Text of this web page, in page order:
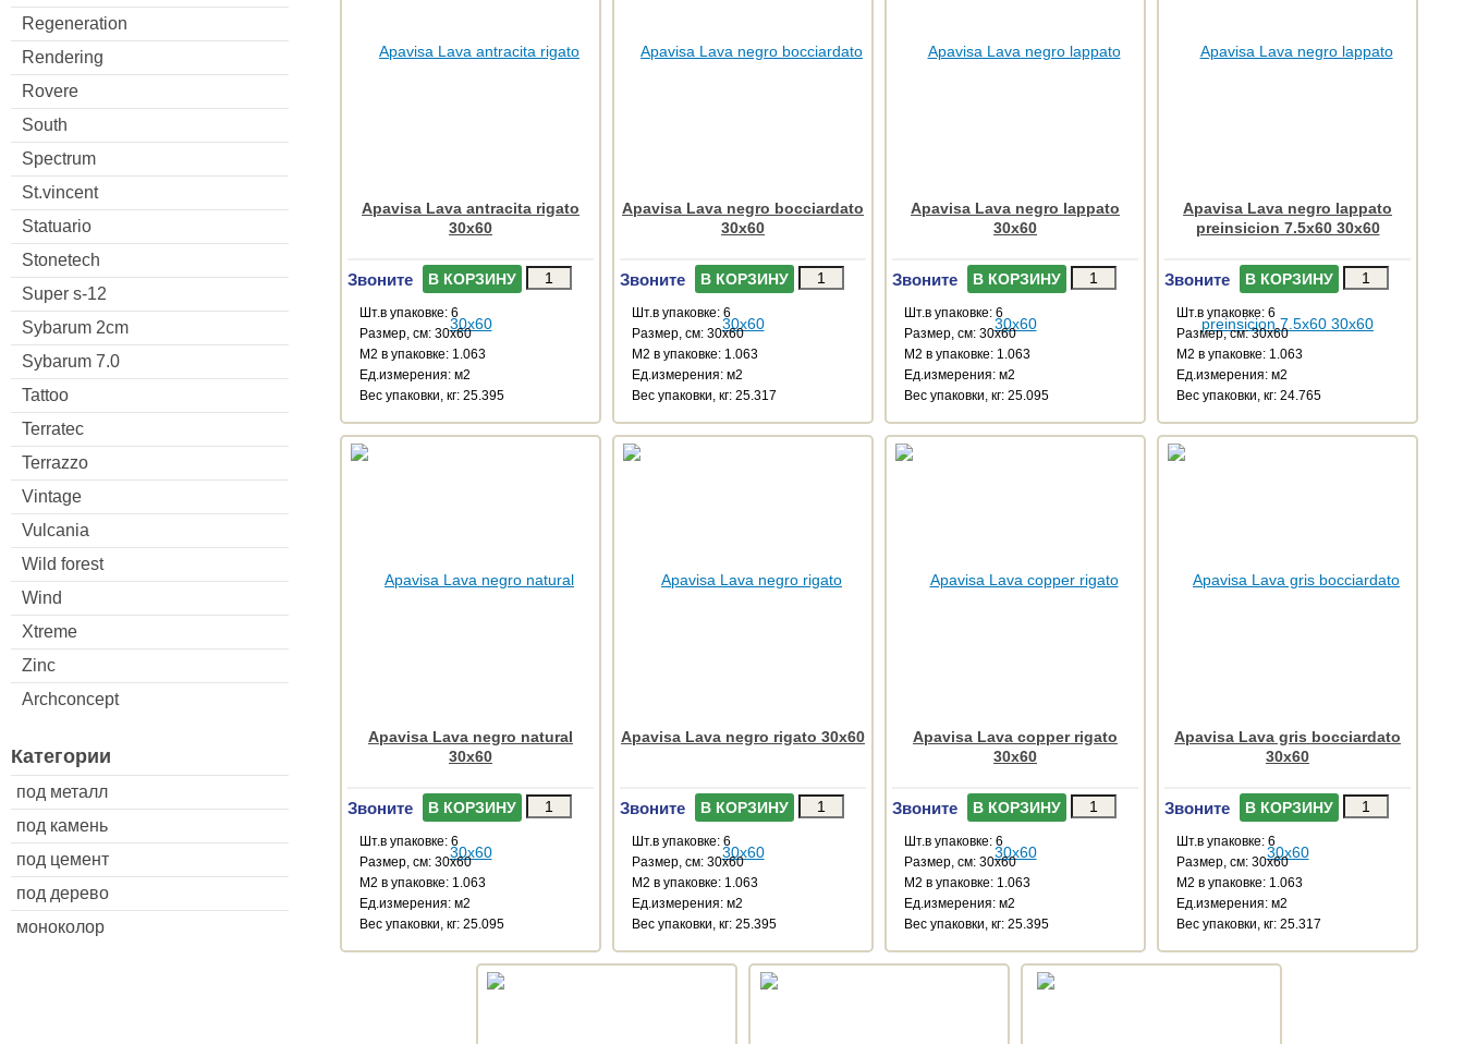
Regeneration
Rendering
Rovere
South
Spectrum
St.vincent
Statuario
Stonetech
Super s-12
Sybarum 2cm
Sybarum 7.0
Tattoo
Terratec
Terrazzo
Vintage
Vulcania
Wild forest
Wind
Xtreme
Zinc
Archconcept
Категории
под металл
под камень
под цемент
под дерево
моноколор
Apavisa Lava antracita rigato
30x60
Звоните В КОРЗИНУ
Шт.в упаковке: 6
Размер, см: 30x60
М2 в упаковке: 1.063
Ед.измерения: м2
Веc упаковки, кг: 25.395
Apavisa Lava negro bocciardato
30x60
Звоните В КОРЗИНУ
Шт.в упаковке: 6
Размер, см: 30x60
М2 в упаковке: 1.063
Ед.измерения: м2
Веc упаковки, кг: 25.317
Apavisa Lava negro lappato
30x60
Звоните В КОРЗИНУ
Шт.в упаковке: 6
Размер, см: 30x60
М2 в упаковке: 1.063
Ед.измерения: м2
Веc упаковки, кг: 25.095
Apavisa Lava negro lappato
preinsicion 7.5x60 30x60
Звоните В КОРЗИНУ
Шт.в упаковке: 6
Размер, см: 30x60
М2 в упаковке: 1.063
Ед.измерения: м2
Веc упаковки, кг: 24.765
Apavisa Lava negro natural
30x60
Звоните В КОРЗИНУ
Шт.в упаковке: 6
Размер, см: 30x60
М2 в упаковке: 1.063
Ед.измерения: м2
Веc упаковки, кг: 25.095
Apavisa Lava negro rigato 30x60
Звоните В КОРЗИНУ
Шт.в упаковке: 6
Размер, см: 30x60
М2 в упаковке: 1.063
Ед.измерения: м2
Веc упаковки, кг: 25.395
Apavisa Lava copper rigato
30x60
Звоните В КОРЗИНУ
Шт.в упаковке: 6
Размер, см: 30x60
М2 в упаковке: 1.063
Ед.измерения: м2
Веc упаковки, кг: 25.395
Apavisa Lava gris bocciardato
30x60
Звоните В КОРЗИНУ
Шт.в упаковке: 6
Размер, см: 30x60
М2 в упаковке: 1.063
Ед.измерения: м2
Веc упаковки, кг: 25.317